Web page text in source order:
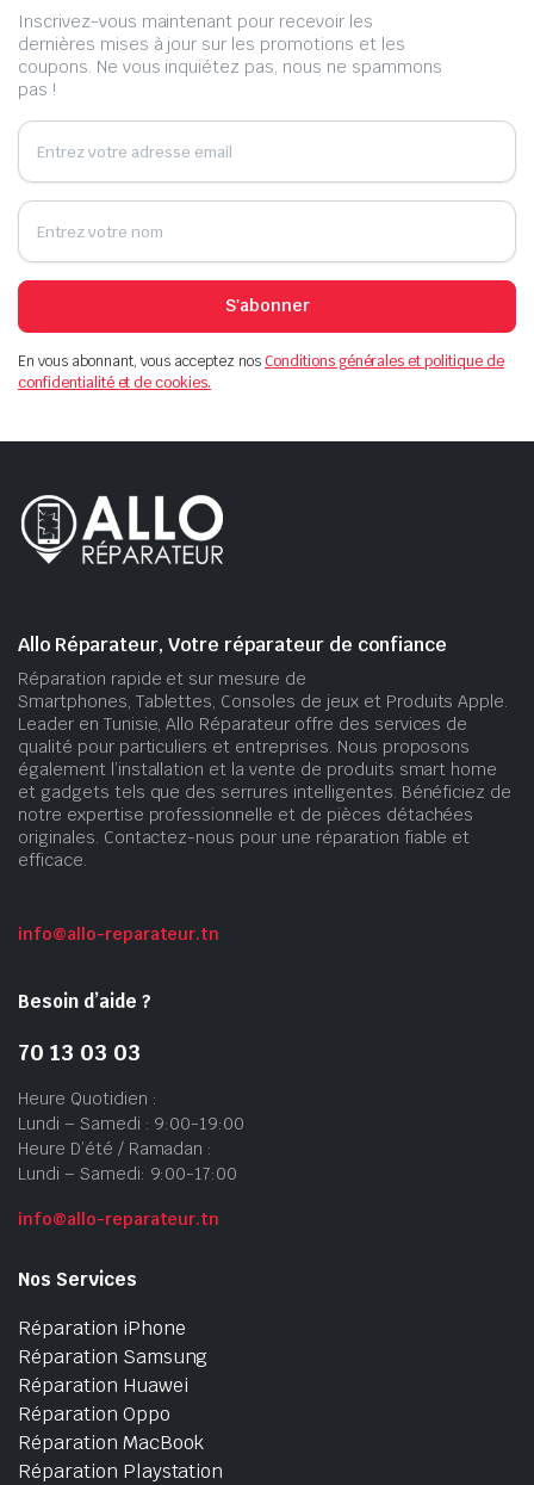
Inscrivez-vous maintenant pour recevoir les
dernières mises à jour sur les promotions et les
coupons. Ne vous inquiétez pas, nous ne spammons
pas !
S'abonner
En vous abonnant, vous acceptez nosConditions générales et politique de
confidentialité et de cookies.
Allo Réparateur, Votre réparateur de confiance
Réparation rapide et sur mesure de
Smartphones, Tablettes, Consoles de jeux et Produits Apple.
Leader en Tunisie, Allo Réparateur offre des services de
qualité pour particuliers et entreprises. Nous proposons
également l’installation et la vente de produits smart home
et gadgets tels que des serrures intelligentes. Bénéficiez de
notre expertise professionnelle et de pièces détachées
originales. Contactez-nous pour une réparation fiable et
efficace.
info@allo-reparateur.tn
Besoin d’aide ?
70 13 03 03
Heure Quotidien :
Lundi – Samedi : 9:00-19:00
Heure D’été / Ramadan :
Lundi – Samedi: 9:00-17:00
info@allo-reparateur.tn
Nos Services
Réparation iPhone
Réparation Samsung
Réparation Huawei
Réparation Oppo
Réparation MacBook
Réparation Playstation